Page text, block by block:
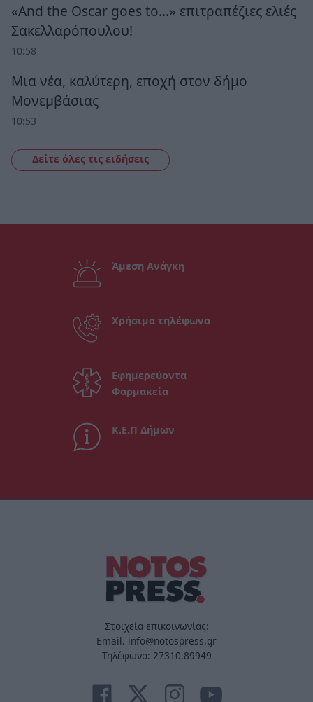
«And the Oscar goes to...» επιτραπέζιες ελιές
Σακελλαρόπουλου!
10:58
Μια νέα, καλύτερη, εποχή στον δήμο
Μονεμβάσιας
10:53
Δείτε όλες τις ειδήσεις
Άμεση Ανάγκη
Χρήσιμα τηλέφωνα
Εφημερεύοντα
Φαρμακεία
Κ.Ε.Π Δήμων
Στοιχεία επικοινωνίας:
Email. info@notospress.gr
Τηλέφωνο: 27310.89949